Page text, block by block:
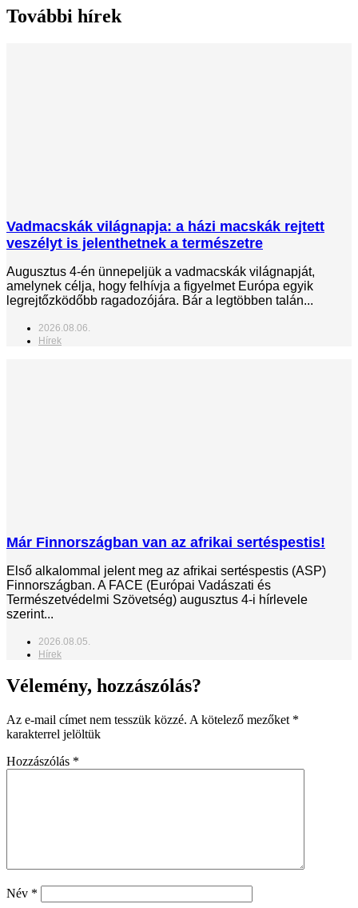
További hírek
Vadmacskák világnapja: a házi macskák rejtett
veszélyt is jelenthetnek a természetre
Augusztus 4-én ünnepeljük a vadmacskák világnapját,
amelynek célja, hogy felhívja a figyelmet Európa egyik
legrejtőzködőbb ragadozójára. Bár a legtöbben talán...
2026.08.06.
Hírek
Már Finnországban van az afrikai sertéspestis!
Első alkalommal jelent meg az afrikai sertéspestis (ASP)
Finnországban. A FACE (Európai Vadászati és
Természetvédelmi Szövetség) augusztus 4-i hírlevele
szerint...
2026.08.05.
Hírek
Vélemény, hozzászólás?
Az e-mail címet nem tesszük közzé. A kötelező mezőket *
karakterrel jelöltük
Hozzászólás *
Név *